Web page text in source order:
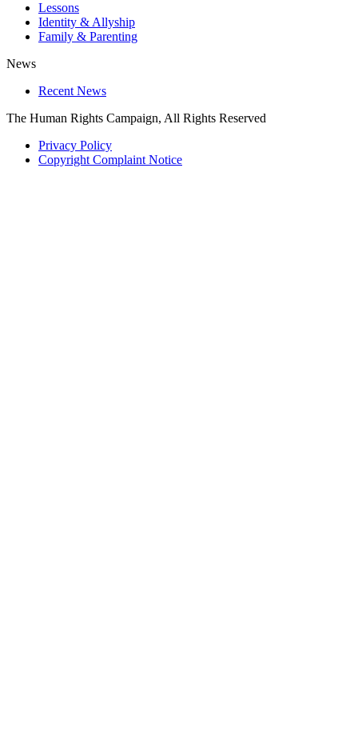
Lessons
Identity & Allyship
Family & Parenting
News
Recent News
The Human Rights Campaign, All Rights Reserved
Privacy Policy
Copyright Complaint Notice